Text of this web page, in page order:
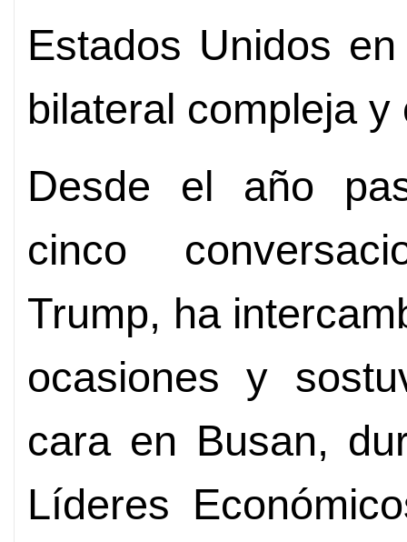
Estados Unidos
bilateral compleja y
Desde el año
cinco
Trump, ha
ocasiones y
cara en Busan,
Líderes